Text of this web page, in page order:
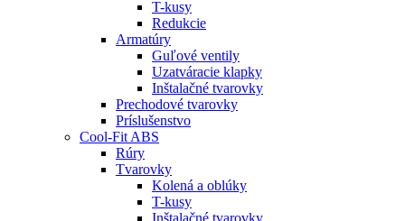
T-kusy
Redukcie
Armatúry
Guľové ventily
Uzatváracie klapky
Inštalačné tvarovky
Prechodové tvarovky
Príslušenstvo
Cool-Fit ABS
Rúry
Tvarovky
Kolená a oblúky
T-kusy
Inštalačné tvarovky